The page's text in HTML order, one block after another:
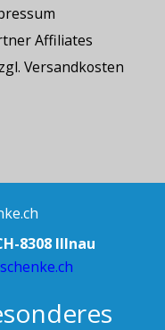
Affiliates
Versandkosten
8308 Illnau